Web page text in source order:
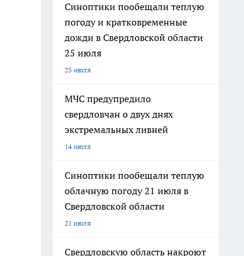
Синоптики пообещали теплую
погоду и кратковременные
дожди в Свердловской области
25 июля
25 июля
МЧС предупредило
свердловчан о двух днях
экстремальных ливней
14 июля
Синоптики пообещали теплую
облачную погоду 21 июля в
Свердловской области
21 июля
Свердловскую область накроют